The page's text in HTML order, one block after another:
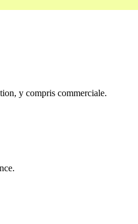
y compris commerciale.